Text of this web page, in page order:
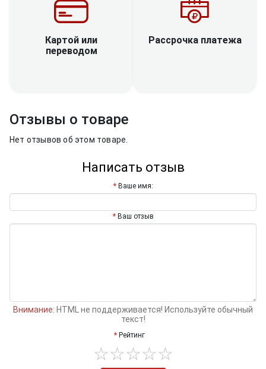
Картой или
переводом
Рассрочка платежа
Отзывы о товаре
Нет отзывов об этом товаре.
Написать отзыв
Ваше имя:
Ваш отзыв
Внимание: HTML не поддерживается! Используйте обычный
текст!
Рейтинг